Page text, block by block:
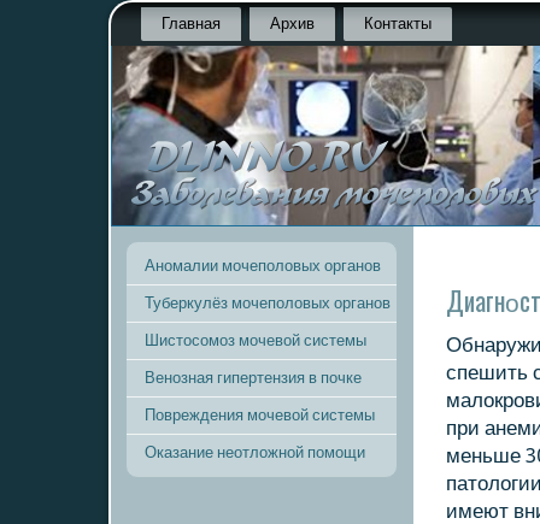
Главная Архив Контакты
Аномалии мочеполовых органов
Туберкулёз мочеполовых органов
Шистосомоз мочевой системы
Венозная гипертензия в почке
Повреждения мочевой системы
Оказание неотложной помощи
спешить
при
меньше
имеют